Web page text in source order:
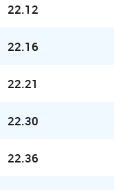
22.12
22.16
22.21
22.30
22.36